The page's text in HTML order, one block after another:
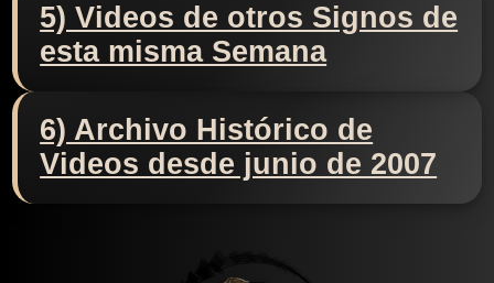
5) Videos de otros Signos de
esta misma Semana
6) Archivo Histórico de
Videos desde junio de 2007